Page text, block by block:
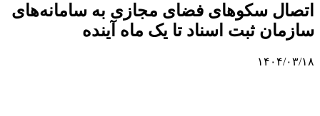
اتصال سکوهای فضای مجازی به سامانه‌های
سازمان ثبت اسناد تا یک ماه آینده
۱۴۰۴/۰۳/۱۸